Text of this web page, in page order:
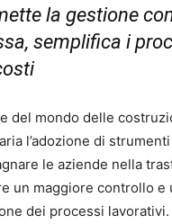
la gestione
semplifica i
del mondo delle
l’adozione di
le aziende nella
un maggiore controllo e
dei processi lavorativi.